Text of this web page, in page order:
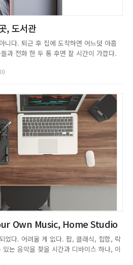
, 도서관
니다. 퇴근 후 집에 도착하면 어느덧 아홉
과 전화 한 두 통 후면 잘 시간이 가깝다.
내면 불가능할 것도 없지. 그러나 가만히
Own Music, Home Studio
었다. 어려울 게 없다. 팝, 클래식, 힙합, 락
는 음악을 찾을 시간과 디바이스 하나, 이